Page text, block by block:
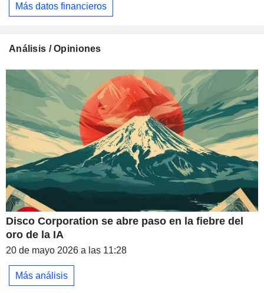
Más datos financieros
Análisis / Opiniones
Disco Corporation se abre paso en la fiebre del
oro de la IA
20 de mayo 2026 a las 11:28
Más análisis